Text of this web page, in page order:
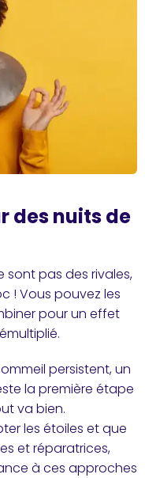
des nuits de
sont pas des rivales,
! Vous pouvez les
pour un effet
persistent, un
la première étape
va bien.
les étoiles et que
et réparatrices,
à ces approches